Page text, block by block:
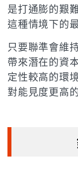
是打通膨的艱
這種情境下的
只要聯準會維
帶來潛在的資
定性較高的環
對能見度更高